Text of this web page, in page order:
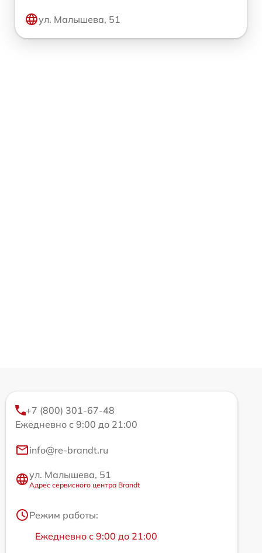
ул. Малышева, 51
+7 (800) 301-67-48
Ежедневно с 9:00 до 21:00
info@re-brandt.ru
ул. Малышева, 51
Адрес сервисного центра Brandt
Режим работы:
Ежедневно с 9:00 до 21:00